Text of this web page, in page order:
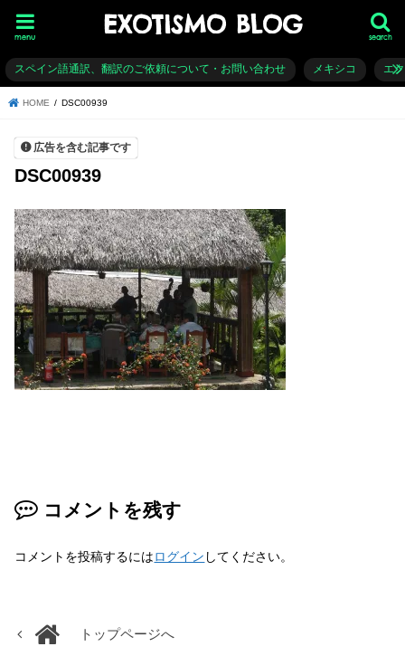
EXOTISMO BLOG search
menu
スペイン語通訳、翻訳のご依頼について・お問い合わせ メキシコ エ
HOME DSC00939
広告を含む記事です
DSC00939
コメントを残す
コメントを投稿するにはログイン してください。
トップページへ